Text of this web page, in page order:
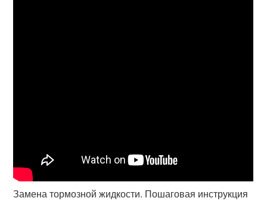
Замена тормозной жидкости. Пошаговая инструкция